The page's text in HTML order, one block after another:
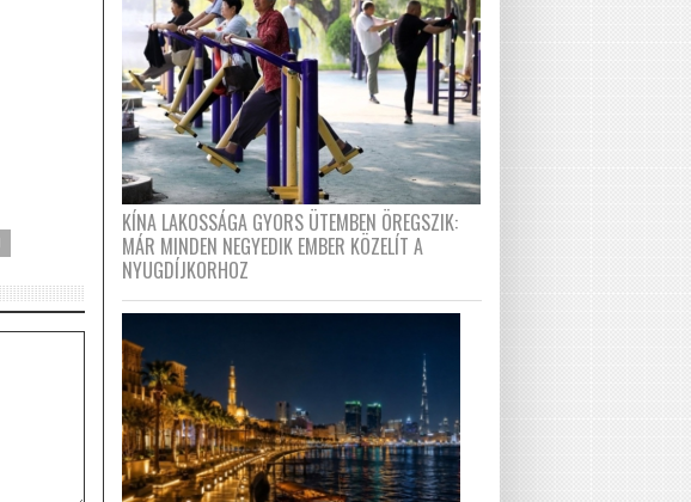
KÍNA LAKOSSÁGA GYORS ÜTEMBEN ÖREGSZIK:
MÁR MINDEN NEGYEDIK EMBER KÖZELÍT A
NYUGDÍJKORHOZ